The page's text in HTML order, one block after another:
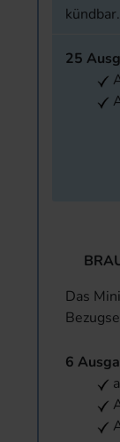
kündbar.
25
Das
6